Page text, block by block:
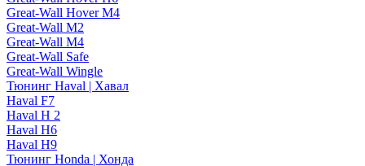
Great-Wall Hover M4
Great-Wall M2
Great-Wall M4
Great-Wall Safe
Great-Wall Wingle
Тюнинг Haval | Хавал
Haval F7
Haval H 2
Haval H6
Haval H9
Тюнинг Honda | Хонда